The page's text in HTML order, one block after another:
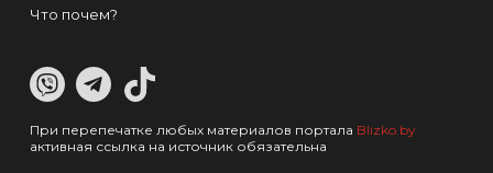
Что почем?
При перепечатке любых материалов портала Blizko.by
активная ссылка на источник обязательна